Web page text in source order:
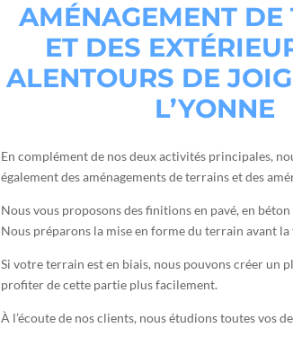
AMÉNAGEMENT DE
ET DES
ALENTOURS DE
L’YONNE
En complément de nos deux activités principales,
également des aménagements de terrains et des
Nous vous proposons des finitions en pavé, en
Nous préparons la mise en forme du terrain avant
Si votre terrain est en biais, nous pouvons créer un
profiter de cette partie plus facilement.
À l’écoute de nos clients, nous étudions toutes vos